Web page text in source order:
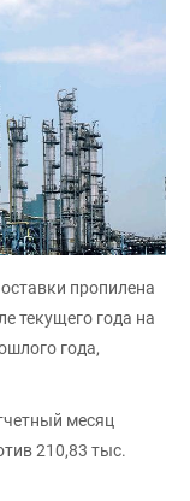
пропилена
текущего года на
года,
месяц
210,83 тыс.